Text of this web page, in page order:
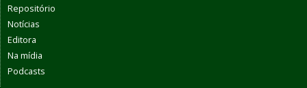
Repositório
Notícias
Editora
Na mídia
Podcasts